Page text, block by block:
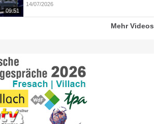
09:51
14/07/2026
Mehr Videos